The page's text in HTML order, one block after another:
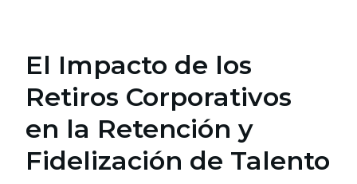
El Impacto de los
Retiros Corporativos
en la Retención y
Fidelización de Talento